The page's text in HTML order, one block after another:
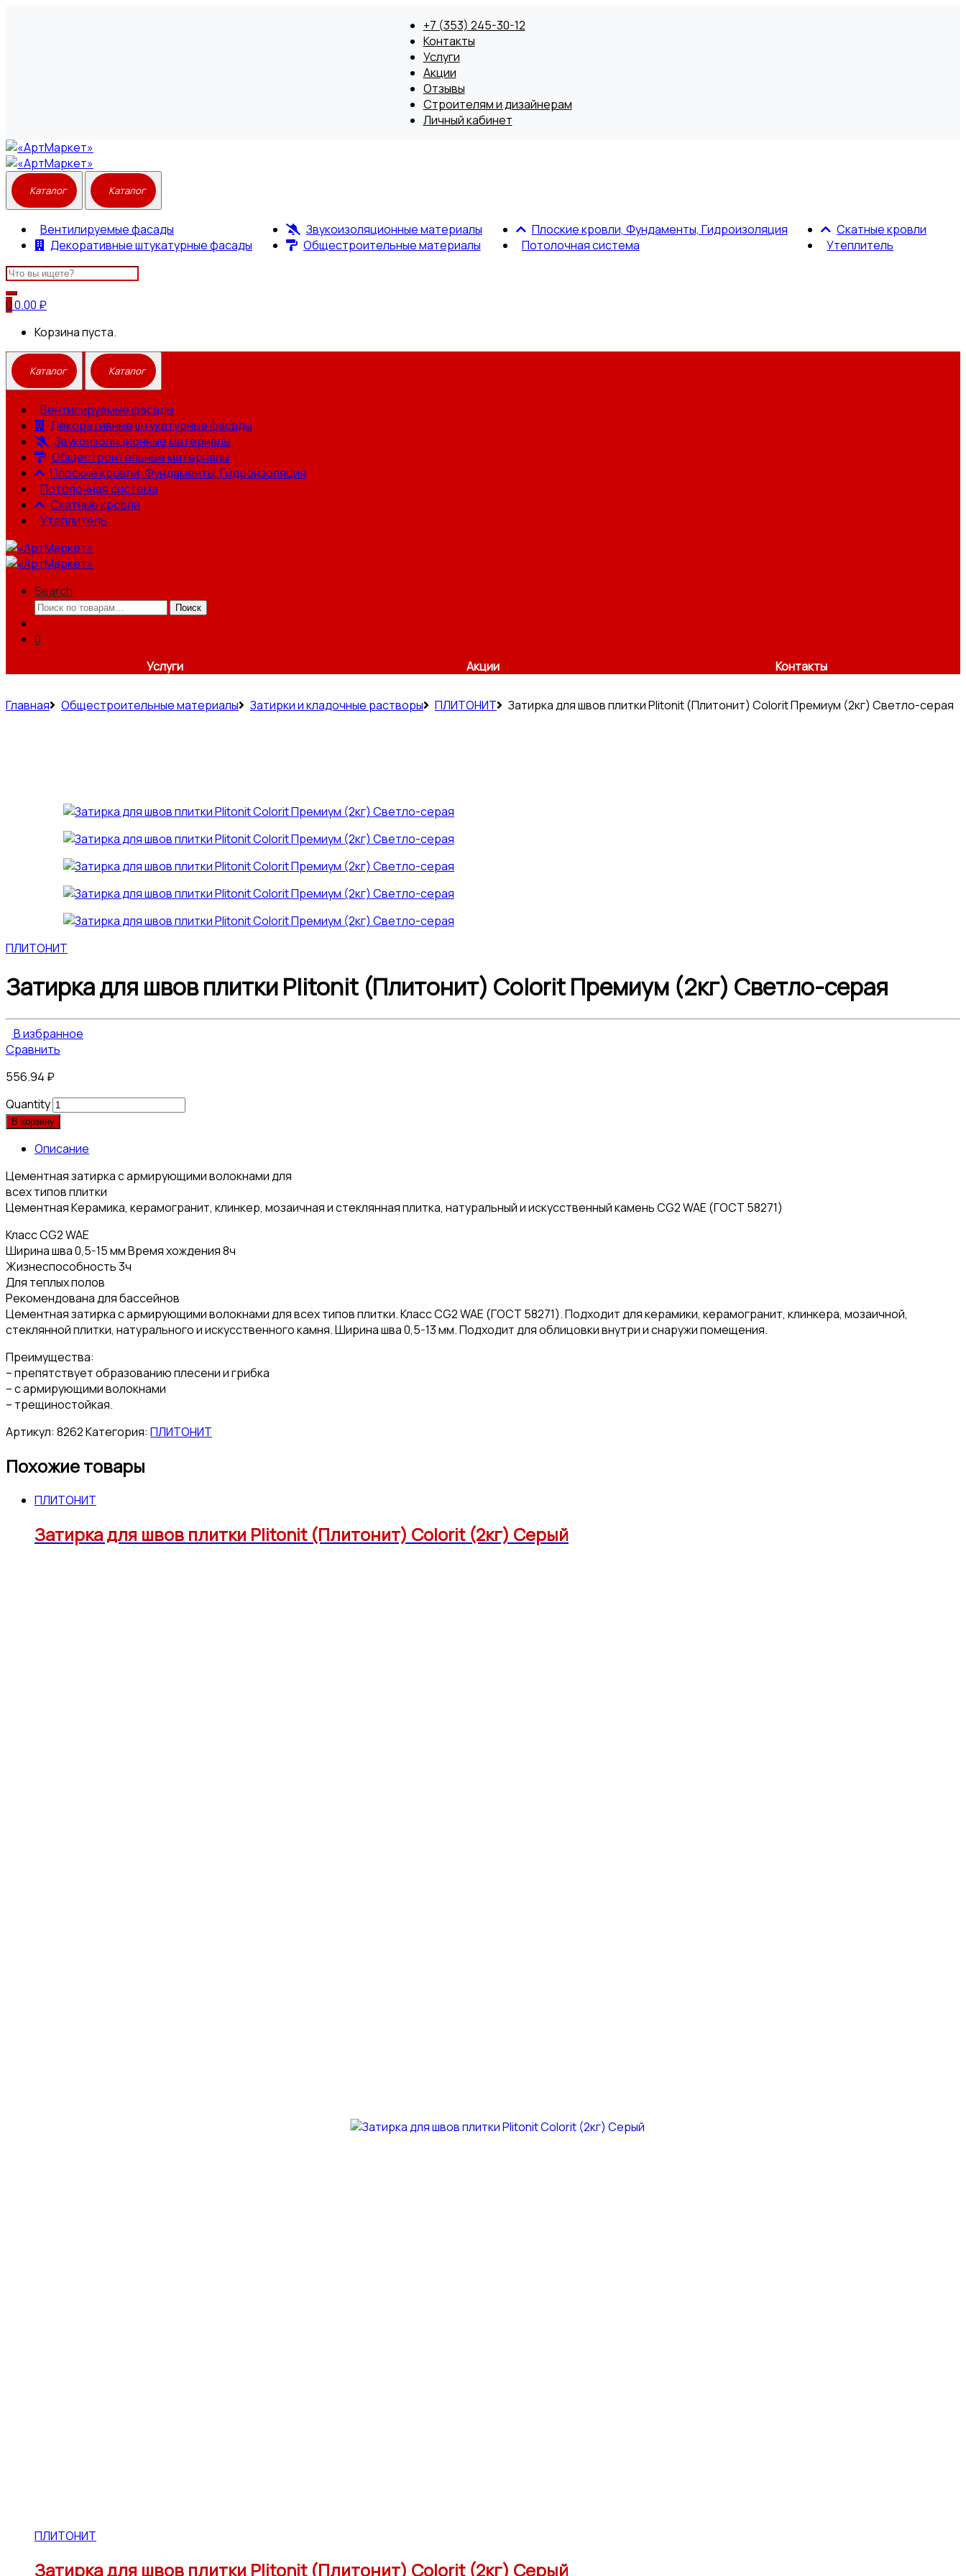
Вентилируемые фасады
Декоративные штукатурные фасады
Звукоизоляционные материалы
Общестроительные материалы
Плоские кровли, Фундаменты, Гидроизоляция
Потолочная система
Скатные кровли
Утеплитель
Search
for:
00.00 ₽
Корзина пуста.
+7 (353) 245-30-12
Контакты
Услуги
Акции
Отзывы
Строителям и дизайнерам
Личный кабинет
Вентилируемые фасады
Декоративные штукатурные фасады
Звукоизоляционные материалы
Общестроительные материалы
Плоские кровли, Фундаменты, Гидроизоляция
Потолочная система
Скатные кровли
Утеплитель
Search
Искать:
Поиск
0
Услуги
Акции Контакты
Главная Общестроительные материалы Затирки и кладочные растворы ПЛИТОНИТ Затирка для швов плитки Plitonit (Плитонит) Colorit Премиум (2кг) Светло-серая
ПЛИТОНИТ
Затирка для швов плитки Plitonit (Плитонит) Colorit Премиум (2кг) Светло-серая
В избранное
Сравнить
556.94 ₽
Quantity
В корзину
Описание
Цементная затирка с армирующими волокнами для
всех типов плитки
Цементная Керамика, керамогранит, клинкер, мозаичная и стеклянная плитка, натуральный и искусственный камень CG2 WAE (ГОСТ 58271)
Класс CG2 WAE
Ширина шва 0,5-15 мм Время хождения 8ч
Жизнеспособность 3ч
Для теплых полов
Рекомендована для бассейнов
Цементная затирка с армирующими волокнами для всех типов плитки. Класс CG2 WAE (ГОСТ 58271). Подходит для керамики, керамогранит, клинкера, мозаичной,
стеклянной плитки, натурального и искусственного камня. Ширина шва 0,5-13 мм. Подходит для облицовки внутри и снаружи помещения.
Преимущества:
– препятствует образованию плесени и грибка
– с армирующими волокнами
– трещиностойкая.
Артикул: 8262Категория: ПЛИТОНИТ
Похожие товары
ПЛИТОНИТ
Затирка для швов плитки Plitonit (Плитонит) Colorit (2кг) Серый
ПЛИТОНИТ
Затирка для швов плитки Plitonit (Плитонит) Colorit (2кг) Серый